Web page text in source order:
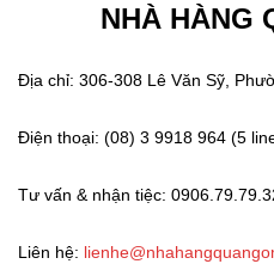
NHÀ HÀNG
Địa chỉ: 306-308 Lê Văn Sỹ,
Điện thoại: (08) 3 9918 964 (5
Tư vấn & nhận tiệc:
Liên hệ: